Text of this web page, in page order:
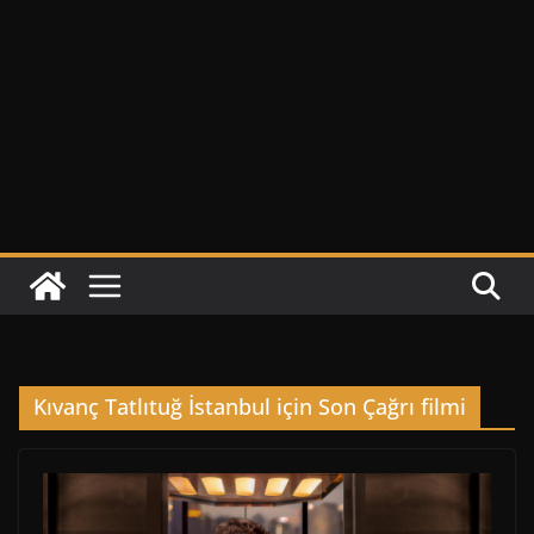
Kıvanç Tatlıtuğ İstanbul için Son Çağrı filmi